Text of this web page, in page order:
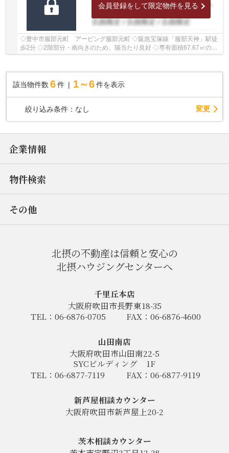
会員登録をして限定物件を見る
◇豊中市服部元町 アービング服部元町 ◇阪急宝塚線「服部天神」駅徒
歩2分 ◇2階部分・南向きのため、陽当たり良好 ◇専有面積67.67㎡の
3LDK ◇2025年に室内リフォーム歴がございます ◇ペ...
該当物件数 6件 1～6 件を表示
絞り込み条件： なし 変更
企業情報
物件検索
その他
北摂の不動産は信頼と安心の
北摂ハウジングセンターへ
千里丘本店
大阪府吹田市長野東18-35
TEL：06-6876-0705
FAX：06-6876-4600
山田南店
大阪府吹田市山田南22-5
SYCビルディング
1F
TEL：06-6877-7119
FAX：06-6877-9119
新芦屋相談カウンター
大阪府吹田市新芦屋上20-2
茨木相談カウンター